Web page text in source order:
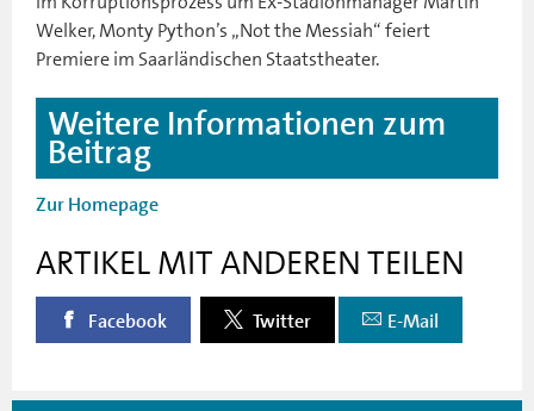
Welker, Monty Python’s „Not the Messiah“ feiert
Premiere im Saarländischen Staatstheater.
Weitere Informationen zum
Beitrag
Zur Homepage
ARTIKEL MIT ANDEREN TEILEN
Facebook Twitter E-Mail